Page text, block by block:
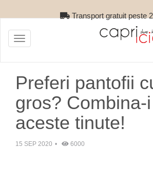
Retur gratuit
Toggle
navigation
Preferi pantofii
gros? Combina-
aceste tinute!
15 SEP 2020 6000